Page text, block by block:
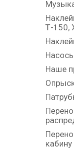
Т-150,
Наше
кабину